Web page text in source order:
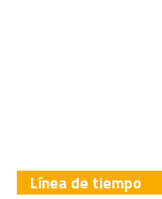
Línea de tiempo